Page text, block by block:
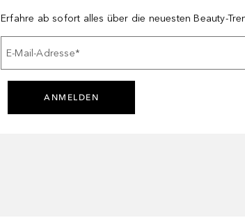
Erfahre ab sofort alles über die neuesten Beauty-
E-Mail-Adresse*
ANMELDEN